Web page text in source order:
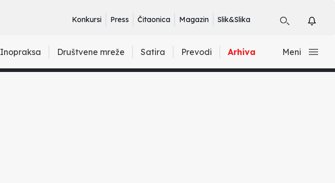
Konkursi Press Čitaonica Magazin Slik&Slika
Inopraksa Društvene mreže Satira Prevodi Arhiva Meni